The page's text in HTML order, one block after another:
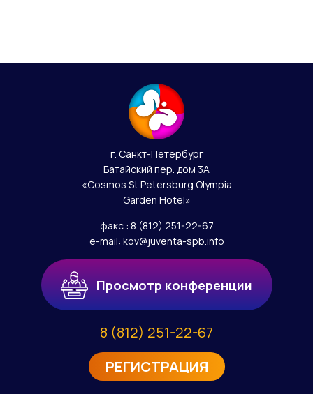
г. Санкт-Петербург
Батайский пер. дом 3А
«Cosmos St.Petersburg Olympia
Garden Hotel»
факс.: 8 (812) 251-22-67
e-mail: kov@juventa-spb.info
Просмотр конференции
8 (812) 251-22-67
РЕГИСТРАЦИЯ